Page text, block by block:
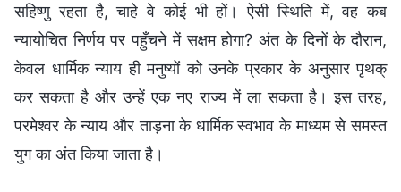
सहिष्णु रहता है, चाहे वे कोई भी हों। ऐसी स्थिति में, वह कब
न्यायोचित निर्णय पर पहुँचने में सक्षम होगा? अंत के दिनों के दौरान,
केवल धार्मिक न्याय ही मनुष्यों को उनके प्रकार के अनुसार पृथक्
कर सकता है और उन्हें एक नए राज्य में ला सकता है। इस तरह,
परमेश्वर के न्याय और ताड़ना के धार्मिक स्वभाव के माध्यम से समस्त
युग का अंत किया जाता है।